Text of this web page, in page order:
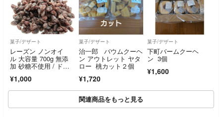
菓子/デザート
レーズン ノンオイ
ル 大容量 700g 無添
加 砂糖不使用 / ドラ
¥1,000
菓子/デザート
治一郎 バウムクーヘ
ン アウトレット ヤタ
ロー 桃カット２個
¥1,720
菓子/デザート
下町バームクーヘ
ン 3個
¥1,600
関連商品をもっと見る